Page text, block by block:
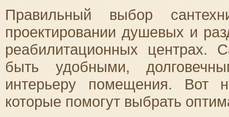
Правильный выбор
проектировании душевых и
реабилитационных центрах.
быть удобными,
интерьеру помещения. Вот
которые помогут выбрать